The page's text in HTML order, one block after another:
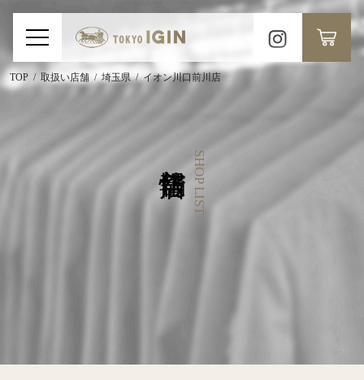
SHOP LIST
TOP 取扱い店舗 埼玉県 イオン川口前川店